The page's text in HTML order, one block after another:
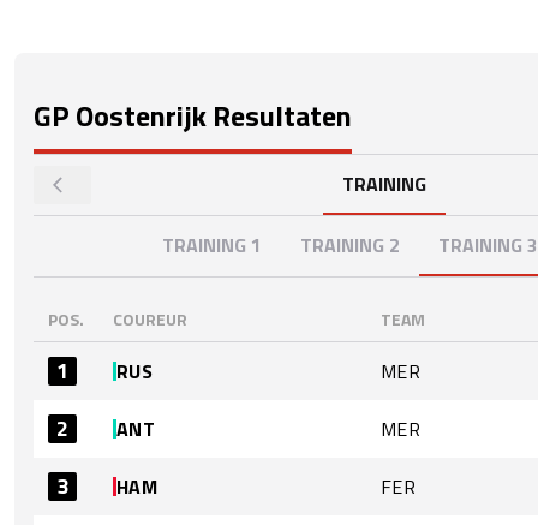
GP OostenrijkResultaten
TRAINING
TRAINING 1 TRAINING 2 TRAINING 3
POS. COUREUR TEAM
1 RUS MER
2 ANT MER
3 HAM FER